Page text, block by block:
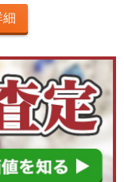
細